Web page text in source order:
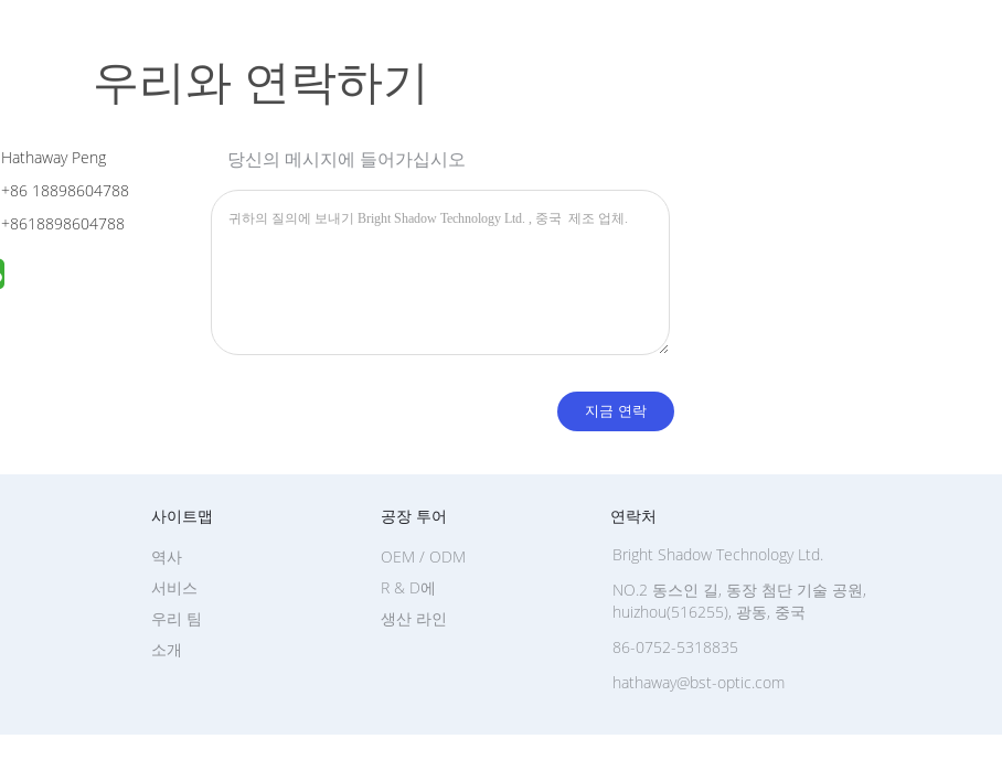
우리와 연락하기
Hathaway Peng
+86 18898604788
+8618898604788
당신의 메시지에 들어가십시오
사이트맵
소개
역사
서비스
우리 팀
공장 투어
생산 라인
OEM / ODM
R & D에
연락처
Bright Shadow Technology Ltd.
NO.2 동스인 길, 동장 첨단 기술 공원,
huizhou(516255), 광동, 중국
86-0752-5318835
hathaway@bst-optic.com